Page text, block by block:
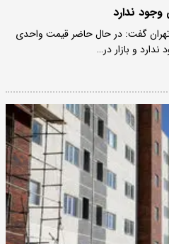
ندارد
گفت: در حال حاضر قیمت واحدی
و بازار در…